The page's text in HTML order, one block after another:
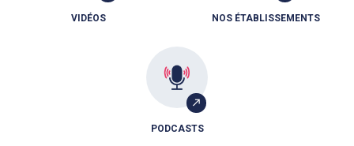
VIDÉOS NOS ÉTABLISSEMENTS
PODCASTS